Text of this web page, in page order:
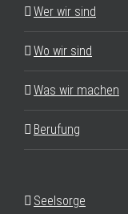
Wer wir sind
Wo wir sind
Was wir machen
Berufung
Seelsorge